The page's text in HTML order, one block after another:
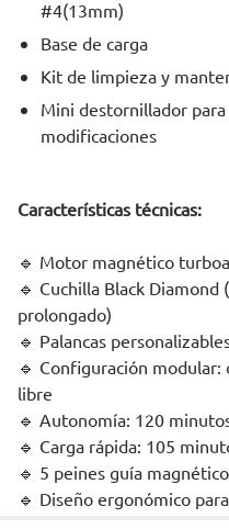
#4(13mm)
Base de carga
Kit de limpieza y
Mini destornillador
modificaciones
Características técnicas:
🔹 Motor magnético
🔹 Cuchilla Black
prolongado)
🔹 Palancas
🔹 Configuración
libre
🔹 Autonomía: 120
🔹 Carga rápida: 105
🔹 5 peines guía
🔹 Diseño ergonómico